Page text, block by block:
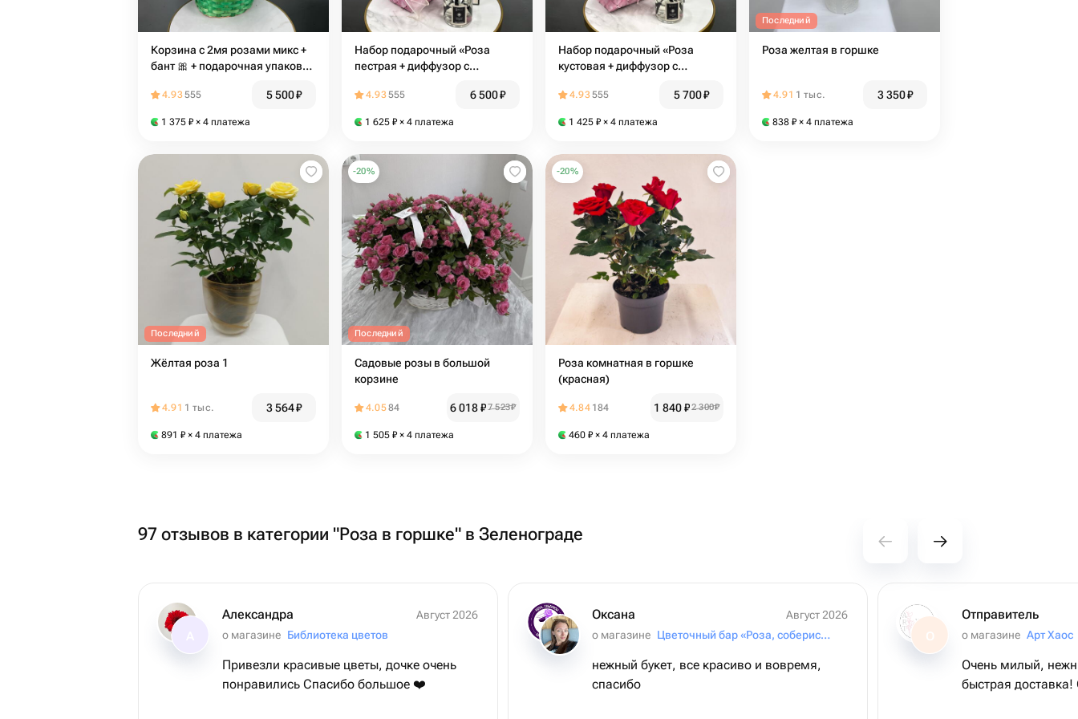
Корзина с 2мя розами микс +
бант 🎀 + подарочная упаковка
4.93555 5 500₽
1 375 ₽ × 4 платежа
Набор подарочный «Роза
пестрая + диффузор с
(стекло) 100мл
4.93555 6 500₽
1 625 ₽ × 4 платежа
Набор подарочный «Роза
кустовая + диффузор с
шалфея (стекло) 100мл
4.93555 5 700₽
1 425 ₽ × 4 платежа
Последний
Роза желтая в горшке
4.91 1 тыс. 3 350₽
838 ₽ × 4 платежа
Последний
Жёлтая роза 1
4.91 1 тыс. 3 564₽
891 ₽ × 4 платежа
-20%
Последний
Садовые розы в большой
корзине
4.0584 6 018₽7 523₽
1 505 ₽ × 4 платежа
-20%
Роза комнатная в горшке
(красная)
4.84 184 1 840₽2 300₽
460 ₽ × 4 платежа
97 отзывов в категории "Роза в горшке" в Зеленограде
Александра
Август 2026
о магазине Библиотека цветов
Привезли красивые цветы, дочке очень
понравились Спасибо большое ❤️
Оксана
Август 2026
о магазине
Цветочный бар «Роза, соберись!»
нежный букет, все красиво и вовремя,
спасибо
О
Отправитель
о магазине Арт Хаос
Очень милый,
быстрая